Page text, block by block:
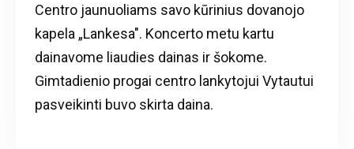
Centro jaunuoliams savo kūrinius dovanojo
kapela „Lankesa". Koncerto metu kartu
dainavome liaudies dainas ir šokome.
Gimtadienio progai centro lankytojui Vytautui
pasveikinti buvo skirta daina.